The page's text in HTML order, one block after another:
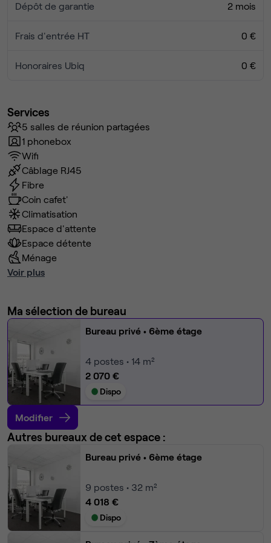
Dépôt de garantie 2 mois
Frais d'entrée HT 0 €
Honoraires Ubiq 0 €
Services
5 salles de réunion partagées
1 phonebox
Wifi
Câblage RJ45
Fibre
Coin cafet'
Climatisation
Espace d'attente
Espace détente
Ménage
Voir plus
Ma sélection de bureau
Bureau privé • 6ème étage
4 postes • 14 m²
2 070 €
Dispo
Modifier
Autres bureaux de cet espace :
Bureau privé • 6ème étage
9 postes • 32 m²
4 018 €
Dispo